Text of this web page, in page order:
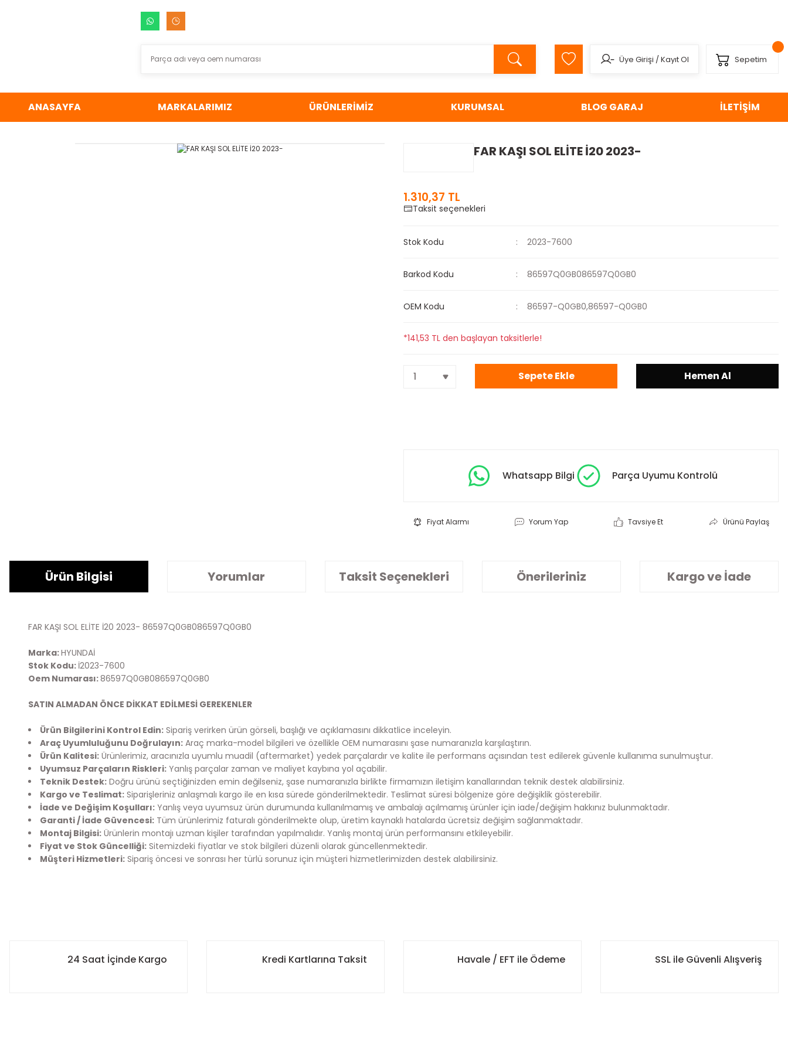
Üye Girişi /Kayıt Ol Sepetim
ANASAYFA MARKALARIMIZ ÜRÜNLERİMİZ KURUMSAL BLOG GARAJ İLETİŞİM
FAR KAŞI SOL ELİTE İ20 2023-
1.310,37 TL
Taksit seçenekleri
Stok Kodu 2023-7600
Barkod Kodu 86597Q0GB086597Q0GB0
OEM Kodu 86597-Q0GB0,86597-Q0GB0
*141,53 TL den başlayan taksitlerle!
Sepete Ekle Hemen Al
Whatsapp Bilgi Parça Uyumu Kontrolü
Fiyat Alarmı Yorum Yap Tavsiye Et Ürünü Paylaş
Ürün Bilgisi Yorumlar Taksit Seçenekleri Önerileriniz Kargo ve İade
FAR KAŞI SOL ELİTE İ20 2023- 86597Q0GB086597Q0GB0
Marka:HYUNDAİ
Stok Kodu: İ2023-7600
Oem Numarası:86597Q0GB086597Q0GB0
SATIN ALMADAN ÖNCE DİKKAT EDİLMESİ GEREKENLER
Ürün Bilgilerini Kontrol Edin: Sipariş verirken ürün görseli, başlığı ve açıklamasını dikkatlice inceleyin.
Araç Uyumluluğunu Doğrulayın: Araç marka-model bilgileri ve özellikle OEM numarasını şase numaranızla karşılaştırın.
Ürün Kalitesi: Ürünlerimiz, aracınızla uyumlu muadil (aftermarket) yedek parçalardır ve kalite ile performans açısından test edilerek güvenle kullanıma sunulmuştur.
Uyumsuz Parçaların Riskleri: Yanlış parçalar zaman ve maliyet kaybına yol açabilir.
Teknik Destek: Doğru ürünü seçtiğinizden emin değilseniz, şase numaranızla birlikte firmamızın iletişim kanallarından teknik destek alabilirsiniz.
Kargo ve Teslimat: Siparişleriniz anlaşmalı kargo ile en kısa sürede gönderilmektedir. Teslimat süresi bölgenize göre değişiklik gösterebilir.
İade ve Değişim Koşulları: Yanlış veya uyumsuz ürün durumunda kullanılmamış ve ambalajı açılmamış ürünler için iade/değişim hakkınız bulunmaktadır.
Garanti / İade Güvencesi: Tüm ürünlerimiz faturalı gönderilmekte olup, üretim kaynaklı hatalarda ücretsiz değişim sağlanmaktadır.
Montaj Bilgisi: Ürünlerin montajı uzman kişiler tarafından yapılmalıdır. Yanlış montaj ürün performansını etkileyebilir.
Fiyat ve Stok Güncelliği: Sitemizdeki fiyatlar ve stok bilgileri düzenli olarak güncellenmektedir.
Müşteri Hizmetleri: Sipariş öncesi ve sonrası her türlü sorunuz için müşteri hizmetlerimizden destek alabilirsiniz.
Ürün resmi kalitesiz, bozuk veya görüntülenemiyor.
- 12:00 sonrası verilen siparişleriniz ise ertesi gün sabah öncelikli olarak kargoya teslim edilmektedir.
24 Saat İçinde Kargo Kredi Kartlarına Taksit Havale / EFT ile Ödeme SSL ile Güvenli Alışveriş